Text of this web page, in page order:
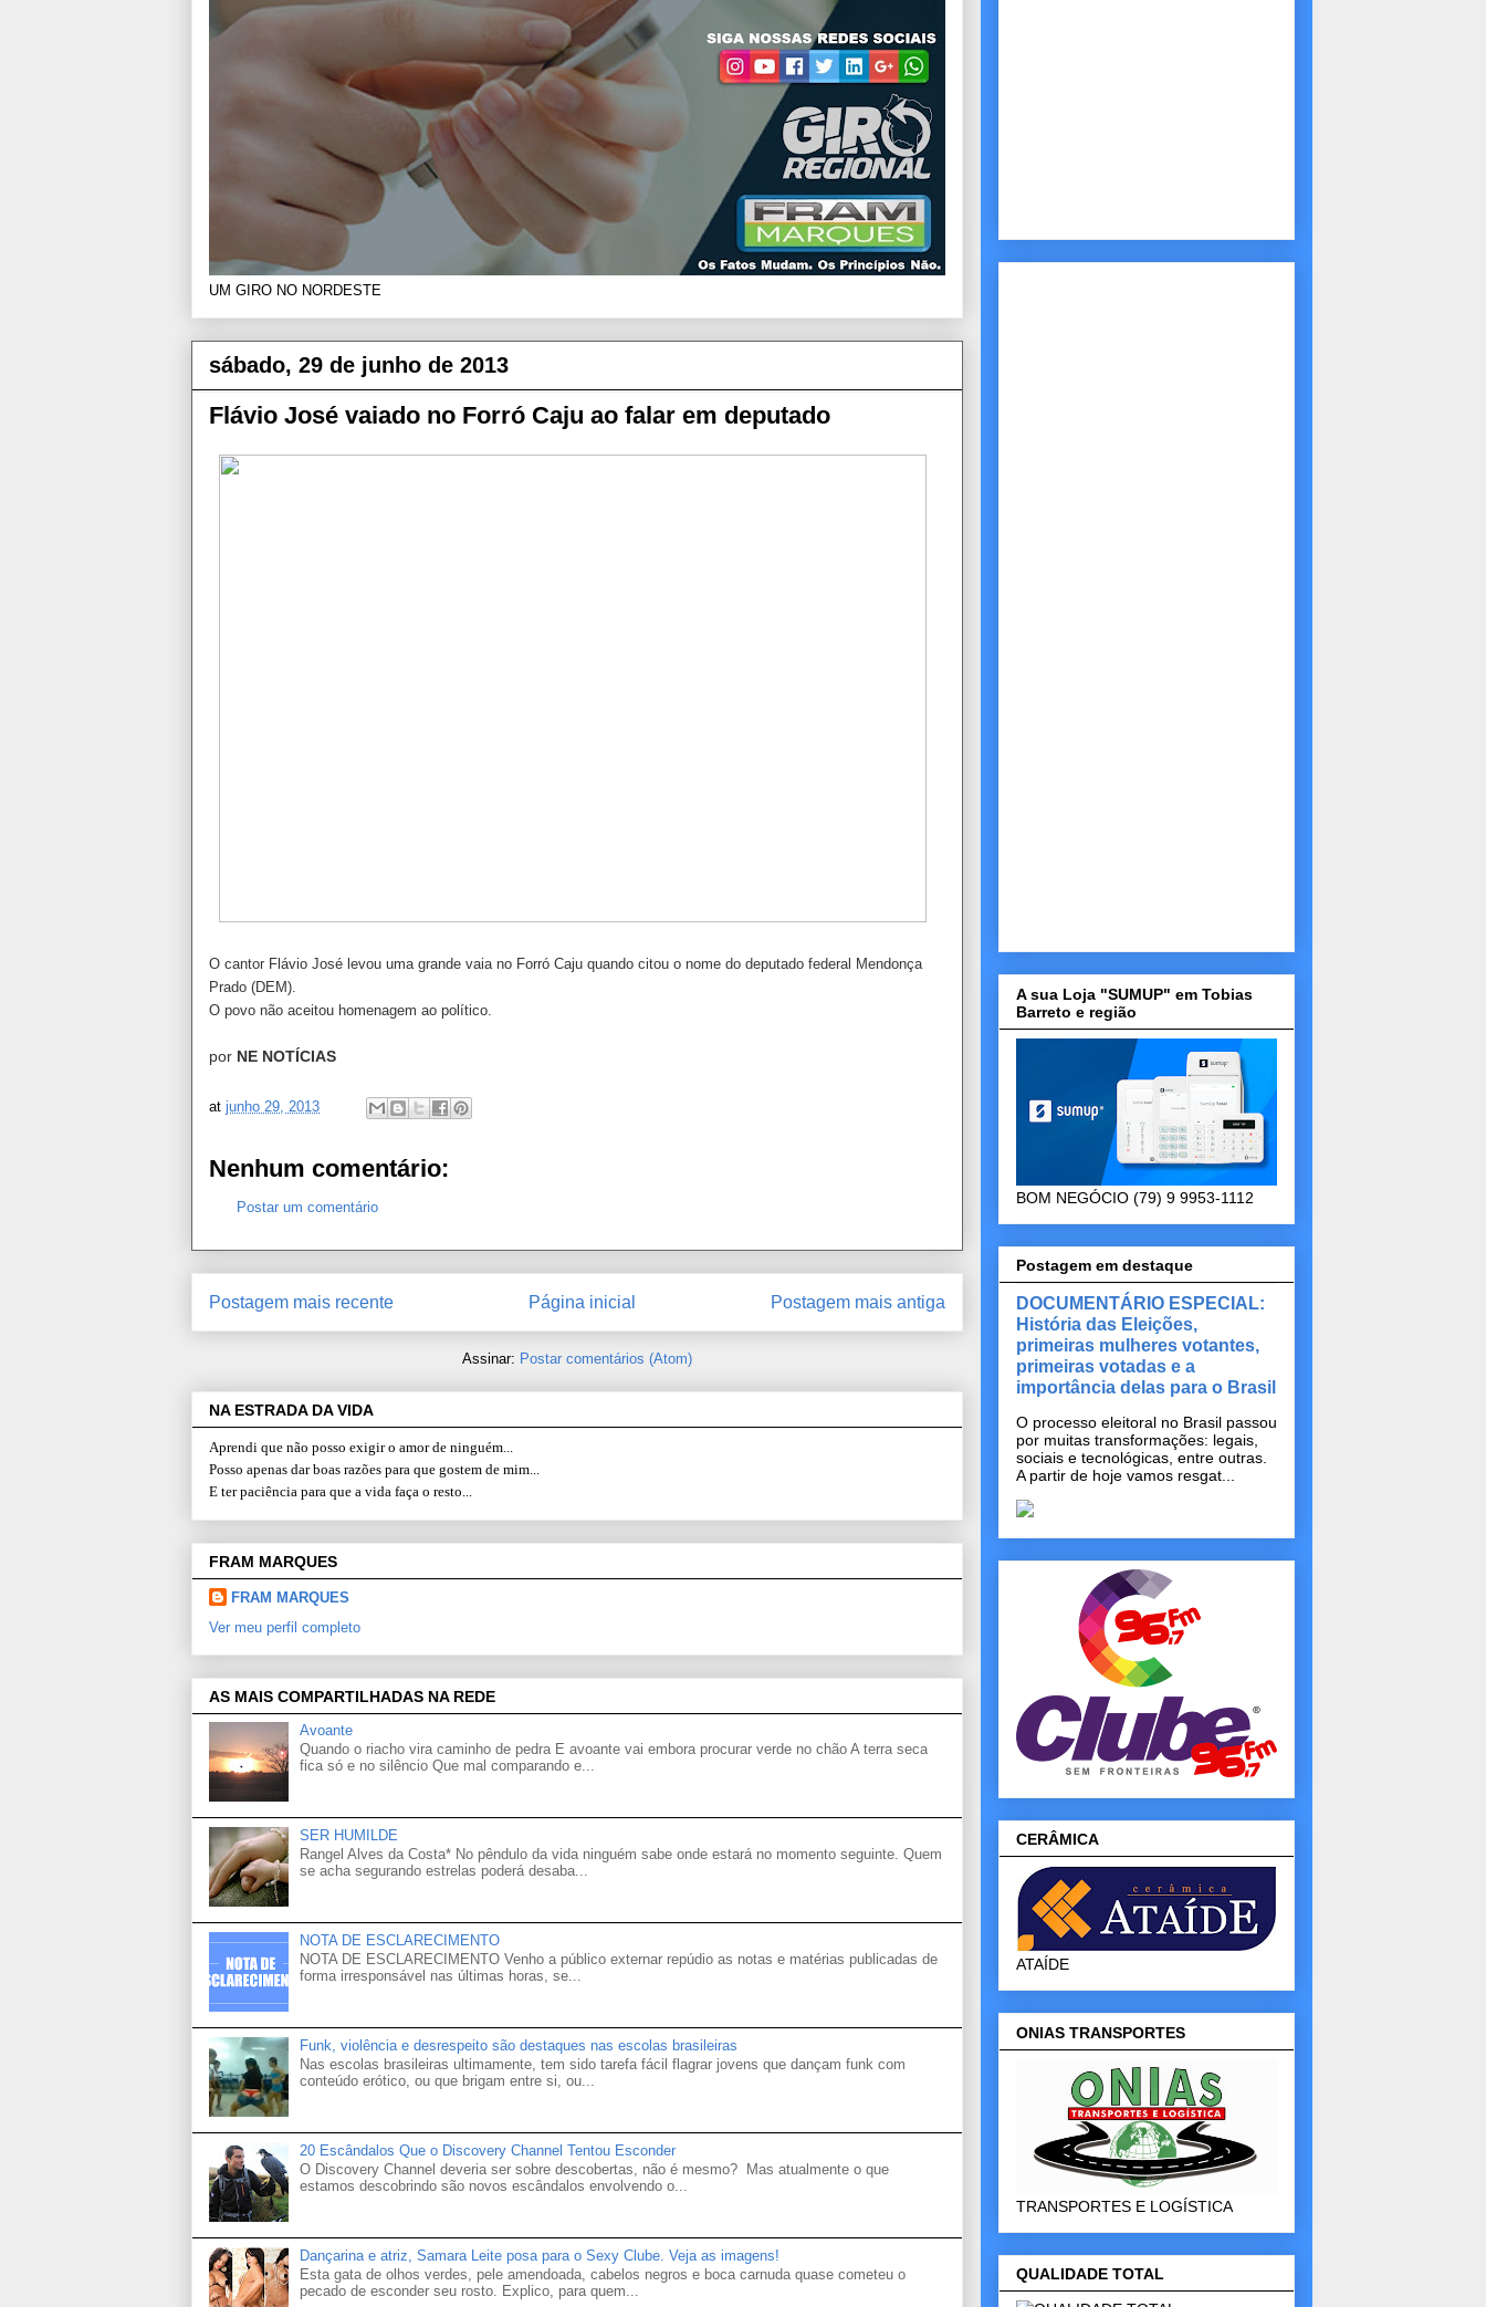
UM GIRO NO NORDESTE
sábado, 29 de junho de 2013
Flávio José vaiado no Forró Caju ao falar em deputado
O cantor Flávio José levou uma grande vaia no Forró Caju quando citou o nome do deputado federal Mendonça
Prado (DEM).
O povo não aceitou homenagem ao político.
por NE NOTÍCIAS
at junho 29, 2013
Nenhum comentário:
Postar um comentário
Postagem mais recente Postagem mais antiga
Página inicial
Assinar: Postar comentários (Atom)
NA ESTRADA DA VIDA
Aprendi que não posso exigir o amor de ninguém...
Posso apenas dar boas razões para que gostem de mim...
E ter paciência para que a vida faça o resto...
FRAM MARQUES
FRAM MARQUES
Ver meu perfil completo
AS MAIS COMPARTILHADAS NA REDE
Avoante
Quando o riacho vira caminho de pedra E avoante vai embora procurar verde no chão A terra seca
fica só e no silêncio Que mal comparando e...
SER HUMILDE
Rangel Alves da Costa* No pêndulo da vida ninguém sabe onde estará no momento seguinte. Quem
se acha segurando estrelas poderá desaba...
NOTA DE ESCLARECIMENTO
NOTA DE ESCLARECIMENTO Venho a público externar repúdio as notas e matérias publicadas de
forma irresponsável nas últimas horas, se...
Funk, violência e desrespeito são destaques nas escolas brasileiras
Nas escolas brasileiras ultimamente, tem sido tarefa fácil flagrar jovens que dançam funk com
conteúdo erótico, ou que brigam entre si, ou...
20 Escândalos Que o Discovery Channel Tentou Esconder
O Discovery Channel deveria ser sobre descobertas, não é mesmo? Mas atualmente o que
estamos descobrindo são novos escândalos envolvendo o...
Dançarina e atriz, Samara Leite posa para o Sexy Clube. Veja as imagens!
Esta gata de olhos verdes, pele amendoada, cabelos negros e boca carnuda quase cometeu o
pecado de esconder seu rosto. Explico, para quem...
A sua Loja "SUMUP" em Tobias
Barreto e região
BOM NEGÓCIO (79) 9 9953-1112
Postagem em destaque
DOCUMENTÁRIO ESPECIAL:
História das Eleições,
primeiras mulheres votantes,
primeiras votadas e a
importância delas para o Brasil
O processo eleitoral no Brasil passou
por muitas transformações: legais,
sociais e tecnológicas, entre outras.
A partir de hoje vamos resgat...
CERÂMICA
ATAÍDE
ONIAS TRANSPORTES
TRANSPORTES E LOGÍSTICA
QUALIDADE TOTAL